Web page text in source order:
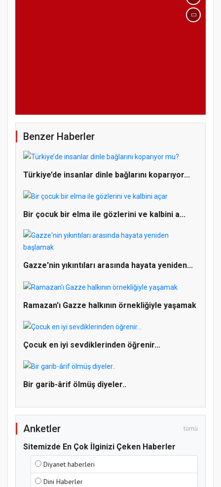
Doğanyol'da Temel Dini Bilgiler Sınavı
Benzer Haberler
Türkiye’de insanlar dinle bağlarını koparıyor...
Bir çocuk bir elma ile gözlerini ve kalbini a...
Gazze'nin yıkıntıları arasında hayata yeniden...
Ramazan'ı Gazze halkının örnekliğiyle yaşamak
Çocuk en iyi sevdiklerinden öğrenir...
Bir garib-ârif ölmüş diyeler..
Anketler tümü
Sitemizde En Çok İlginizi Çeken Haberler
Diyanet haberleri
Dini Haberler